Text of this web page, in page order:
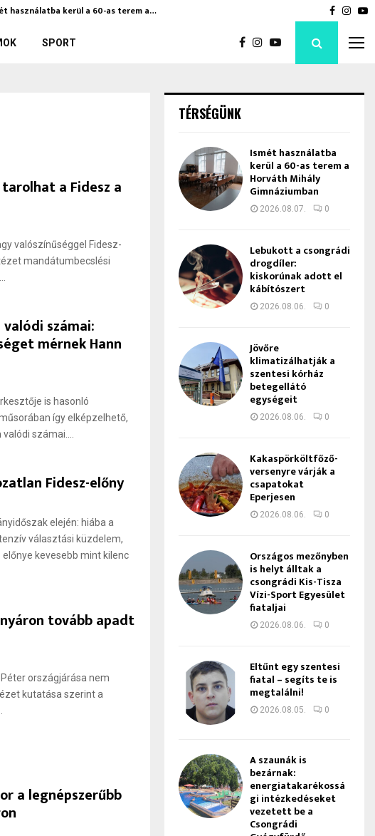
használatba kerül a 60-as terem a… Bod
SPORT
a Fidesz a
valószínűséggel Fidesz-
mandátumbecslési
számai:
mérnek Hann
is hasonló
így elképzelhető,
számai....
Fidesz-előny
elején: hiába a
választási küzdelem,
kevesebb mint kilenc
tovább apadt
országjárása nem
kutatása szerint a
a legnépszerűbb
TÉRSÉGÜNK
Ismét használatba
kerül a 60-as terem a
Horváth Mihály
Gimnáziumban
2026.08.07. 0
Lebukott a csongrádi
drogdíler:
kiskorúnak adott el
kábítószert
2026.08.06. 0
Jövőre
klimatizálhatják a
szentesi kórház
betegellátó
egységeit
2026.08.06. 0
Kakaspörköltfőző-
versenyre várják a
csapatokat
Eperjesen
2026.08.06. 0
Országos mezőnyben
is helyt álltak a
csongrádi Kis-Tisza
Vízi-Sport Egyesület
fiataljai
2026.08.06. 0
Eltűnt egy szentesi
fiatal – segíts te is
megtalálni!
2026.08.05. 0
A szaunák is
bezárnak:
energiatakarékossá
gi intézkedéseket
vezetett be a
Csongrádi